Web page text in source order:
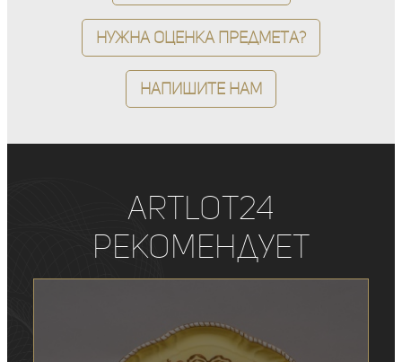
Нужна оценка предмета?
Напишите нам
ArtLot24
рекомендует